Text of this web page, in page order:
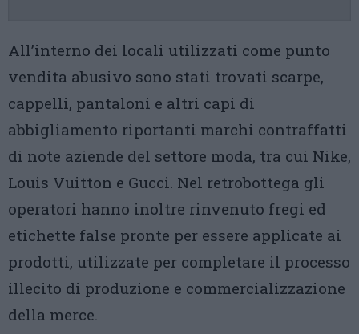
All’interno dei locali utilizzati come punto
vendita abusivo sono stati trovati scarpe,
cappelli, pantaloni e altri capi di
abbigliamento riportanti marchi contraffatti
di note aziende del settore moda, tra cui Nike,
Louis Vuitton e Gucci. Nel retrobottega gli
operatori hanno inoltre rinvenuto fregi ed
etichette false pronte per essere applicate ai
prodotti, utilizzate per completare il processo
illecito di produzione e commercializzazione
della merce.